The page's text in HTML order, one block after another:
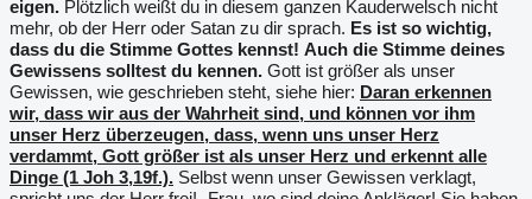
eigen. Plötzlich weißt du in diesem ganzen Kauderwelsch nicht
mehr, ob der Herr oder Satan zu dir sprach. Es ist so wichtig,
dass du die Stimme Gottes kennst! Auch die Stimme deines
Gewissens solltest du kennen. Gott ist größer als unser
Gewissen, wie geschrieben steht, siehe hier: Daran erkennen
wir, dass wir aus der Wahrheit sind, und können vor ihm
unser Herz überzeugen, dass, wenn uns unser Herz
verdammt, Gott größer ist als unser Herz und erkennt alle
Dinge (1 Joh 3,19f.). Selbst wenn unser Gewissen verklagt,